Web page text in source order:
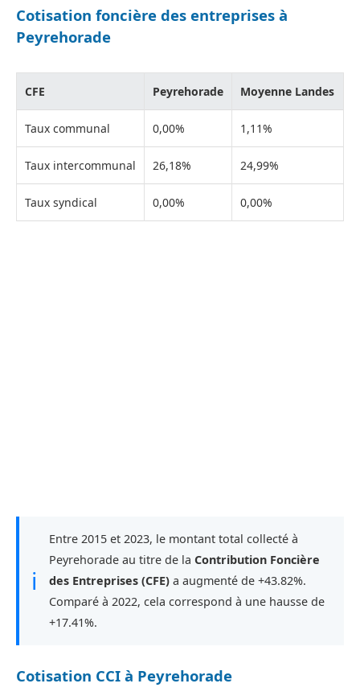
Cotisation foncière des entreprises à
Peyrehorade
CFE Peyrehorade Moyenne Landes
Taux communal 0,00% 1,11%
Taux intercommunal 26,18% 24,99%
Taux syndical 0,00% 0,00%
ℹ
Entre 2015 et 2023, le montant total collecté à
Peyrehorade au titre de la Contribution Foncière
des Entreprises (CFE) a augmenté de +43.82%.
Comparé à 2022, cela correspond à une hausse de
+17.41%.
Cotisation CCI à Peyrehorade